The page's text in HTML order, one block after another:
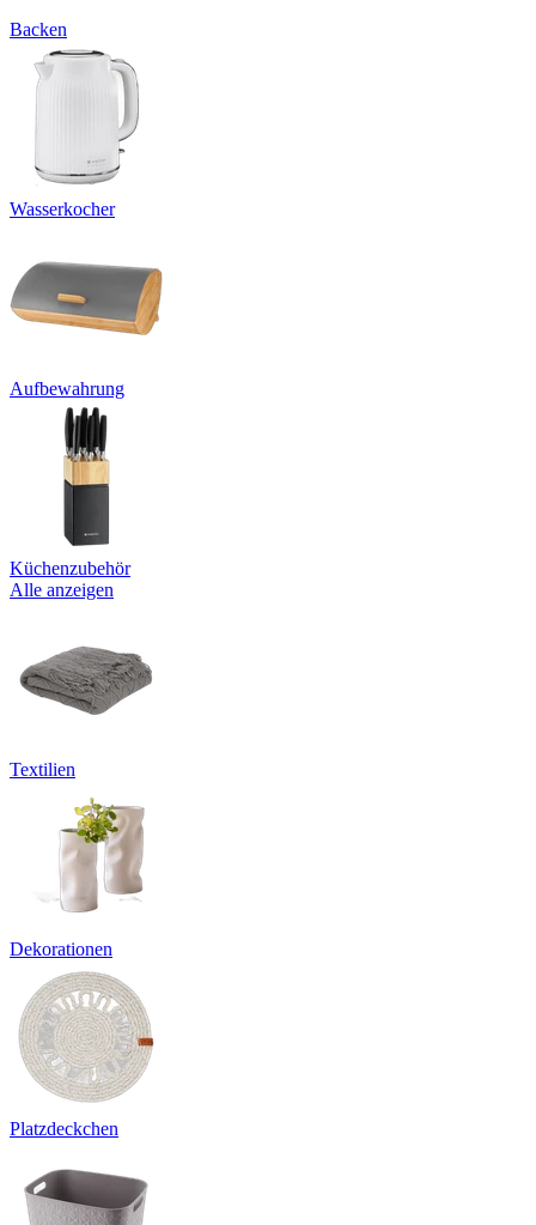
Backen
Wasserkocher
Aufbewahrung
Küchenzubehör
Alle anzeigen
Textilien
Dekorationen
Platzdeckchen